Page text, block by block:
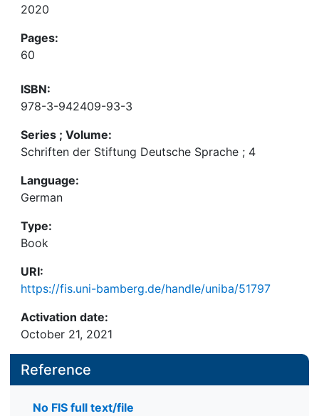
2020
Pages:
60
ISBN:
978-3-942409-93-3
Series ; Volume:
Schriften der Stiftung Deutsche Sprache ; 4
Language:
German
Type:
Book
URI:
https://fis.uni-bamberg.de/handle/uniba/51797
Activation date:
October 21, 2021
Reference
No FIS full text/file